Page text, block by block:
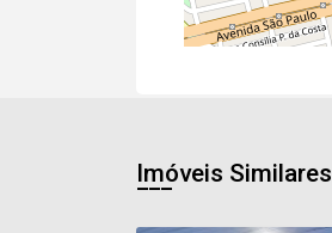
Imóveis Similares